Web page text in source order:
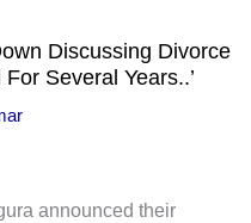
Discussing Divorce
Several Years..’
announced their